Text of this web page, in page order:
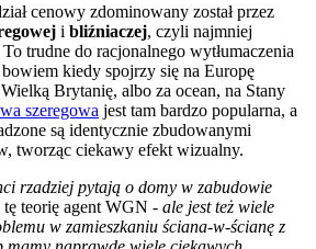
cenowy zdominowany został przez
i bliźniaczej, czyli najmniej
trudne do racjonalnego wytłumaczenia
kiedy spojrzy się na Europę
Brytanię, albo za ocean, na Stany
szeregowa jest tam bardzo popularna, a
są identycznie zbudowanymi
tworząc ciekawy efekt wizualny.
rzadziej pytają o domy w zabudowie
teorię agent WGN - ale jest też wiele
w zamieszkaniu ściana-w-ścianę z